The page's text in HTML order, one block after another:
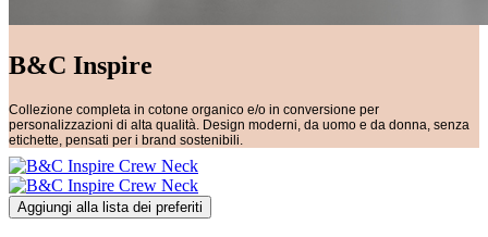
B&C Inspire
Collezione completa in cotone organico e/o in conversione per
personalizzazioni di alta qualità. Design moderni, da uomo e da donna, senza
etichette, pensati per i brand sostenibili.
Aggiungi alla lista dei preferiti